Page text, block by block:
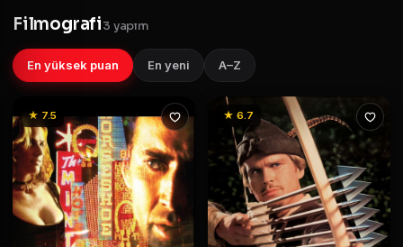
Filmografi3 yapım
En yüksek puan En yeni A–Z
★ 7.5 ★ 6.7